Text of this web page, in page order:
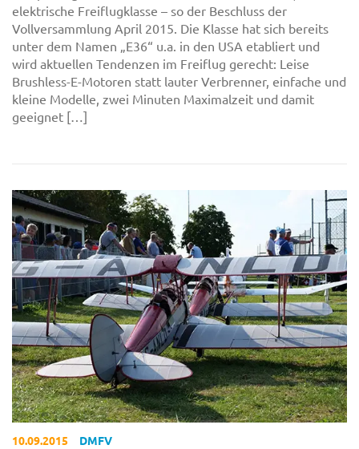
elektrische Freiflugklasse – so der Beschluss der
Vollversammlung April 2015. Die Klasse hat sich bereits
unter dem Namen „E36“ u.a. in den USA etabliert und
wird aktuellen Tendenzen im Freiflug gerecht: Leise
Brushless-E-Motoren statt lauter Verbrenner, einfache und
kleine Modelle, zwei Minuten Maximalzeit und damit
geeignet […]
10.09.2015 DMFV